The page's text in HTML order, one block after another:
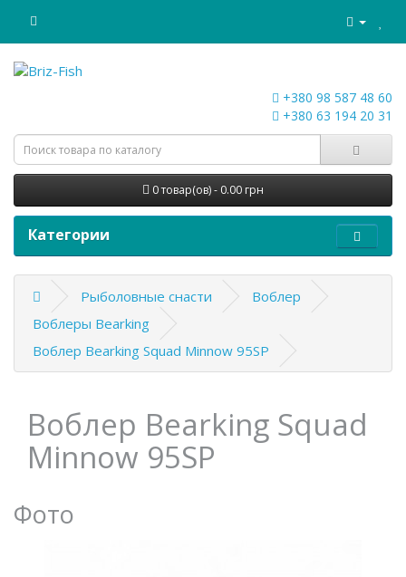
+380 98 587 48 60
+380 63 194 20 31
0 товар(ов) - 0.00 грн
Категории
Рыболовные снасти
Воблер
Воблеры Bearking
Воблер Bearking Squad Minnow 95SP
Воблер Bearking Squad
Minnow 95SP
Фото